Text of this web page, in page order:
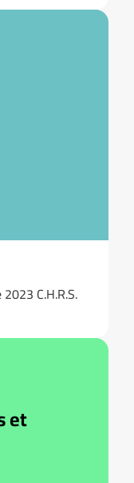
C.H.R.S.
et